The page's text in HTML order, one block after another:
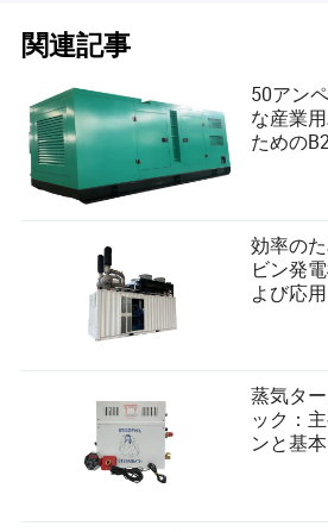
関連記事
50アン
な産業
ための
効率の
ビン発
よび応用
蒸気タ
ック：
ンと基